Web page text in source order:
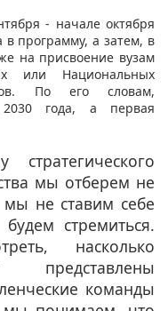
- начале октября
в программу, а затем, в
на присвоение вузам
или Национальных
По его словам,
года, а первая
мы отберем не
не ставим себе
стремиться.
насколько
представлены
команды